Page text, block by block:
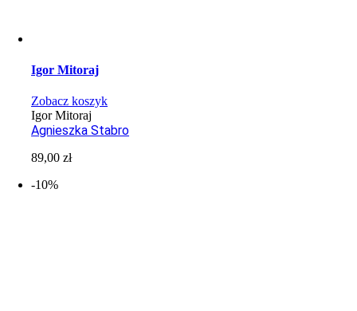
Igor Mitoraj
Zobacz koszyk
Igor Mitoraj
Agnieszka Stabro
89,00zł
-10%